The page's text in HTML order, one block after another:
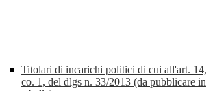
Titolari di incarichi politici di cui all'art. 14,
co. 1, del dlgs n. 33/2013 (da pubblicare in